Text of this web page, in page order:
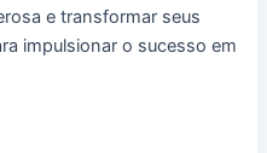
e transformar seus
impulsionar o sucesso em